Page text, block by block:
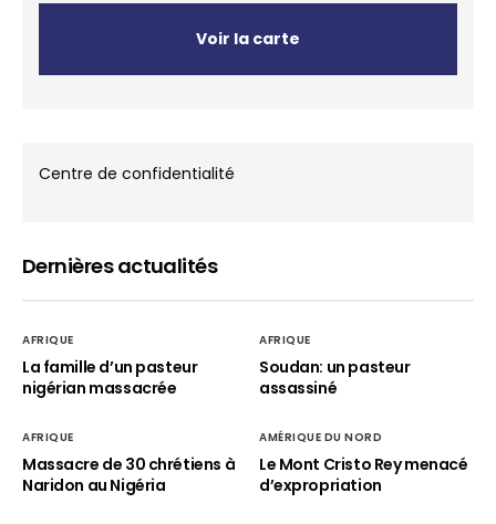
Voir la carte
Centre de confidentialité
Dernières actualités
AFRIQUE
La famille d’un pasteur
nigérian massacrée
AFRIQUE
Soudan: un pasteur
assassiné
AFRIQUE
Massacre de 30 chrétiens à
Naridon au Nigéria
AMÉRIQUE DU NORD
Le Mont Cristo Rey menacé
d’expropriation